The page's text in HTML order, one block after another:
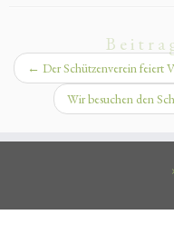
← Der Schützenverein feiert
Wir besuchen den